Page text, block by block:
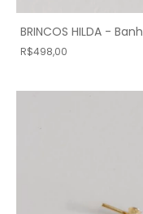
BRINCOS HILDA -
R$498,00